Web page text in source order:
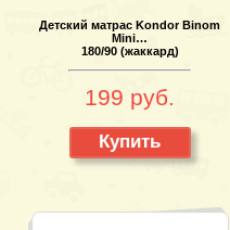
Детский матрас Kondor Binom
Mini…
180/90 (жаккард)
199 руб.
Купить